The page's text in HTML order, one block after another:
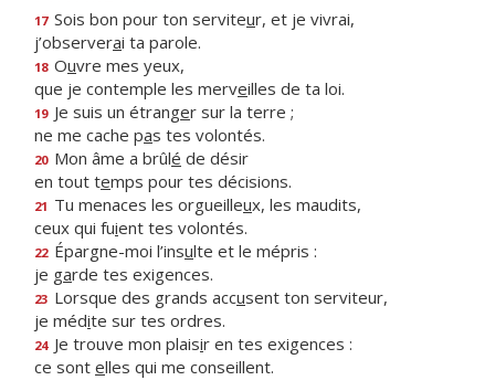
17 Sois bon pour ton serviteur, et je vivrai,
j’observerai ta parole.
18 Ouvre mes yeux,
que je contemple les merveilles de ta loi.
19 Je suis un étranger sur la terre ;
ne me cache pas tes volontés.
20 Mon âme a brûlé de désir
en tout temps pour tes décisions.
21 Tu menaces les orgueilleux, les maudits,
ceux qui fuient tes volontés.
22 Épargne-moi l’insulte et le mépris :
je garde tes exigences.
23 Lorsque des grands accusent ton serviteur,
je médite sur tes ordres.
24 Je trouve mon plaisir en tes exigences :
ce sont elles qui me conseillent.